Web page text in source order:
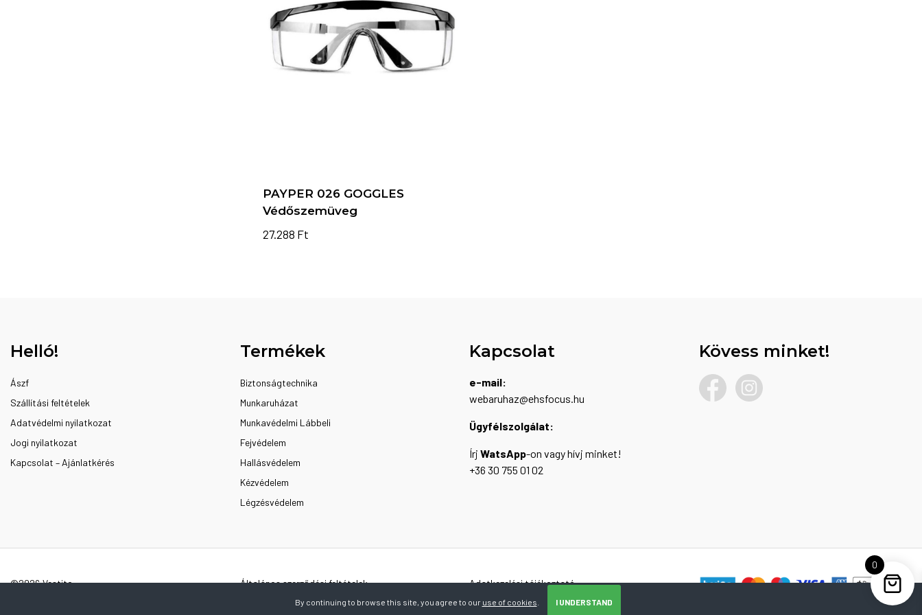
PAYPER 026 GOGGLES
Védőszemüveg
27.288 Ft
Helló!
Ászf
Szállítási feltételek
Adatvédelmi nyilatkozat
Jogi nyilatkozat
Kapcsolat – Ajánlatkérés
Termékek
Biztonságtechnika
Munkaruházat
Munkavédelmi Lábbeli
Fejvédelem
Hallásvédelem
Kézvédelem
Légzésvédelem
Kapcsolat
e-mail:
webaruhaz@ehsfocus.hu
Ügyfélszolgálat:
Írj WatsApp-on vagy hívj minket!
+36 30 755 01 02
Kövess minket!
©2026 Vestito Általános szerződési feltételek Adatkezelési tájékoztató
By continuing to browse this site, you agree to our use of cookies I UNDERSTAND
0